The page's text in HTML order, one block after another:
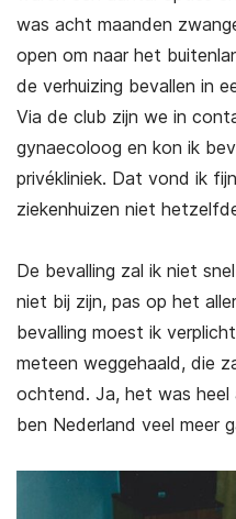
was acht maanden
open om naar het
de verhuizing bevallen in
Via de club zijn we in
gynaecoloog en kon ik
privékliniek. Dat vond ik
ziekenhuizen niet
De bevalling zal ik niet
niet bij zijn, pas op het
bevalling moest ik
meteen weggehaald, die
ochtend. Ja, het was heel
ben Nederland veel meer